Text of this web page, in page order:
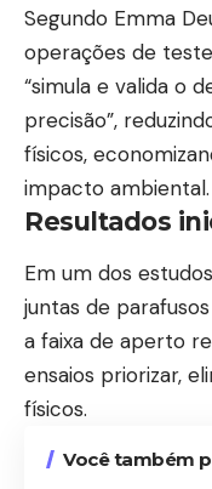
Segundo Emma
operações de
“simula e valida o
precisão”,
físicos,
impacto ambiental.
Resultados
Em um dos
juntas de
a faixa de aperto
ensaios priorizar,
físicos.
Você também